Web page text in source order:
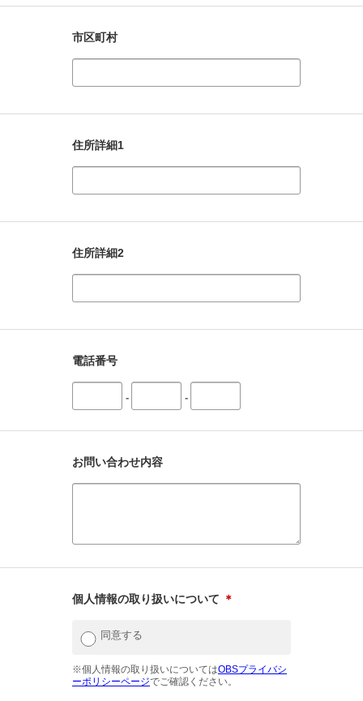
市区町村
住所詳細1
住所詳細2
電話番号
- -
お問い合わせ内容
個人情報の取り扱いについて ＊
同意する
※個人情報の取り扱いについてはOBSプライバシ
ーポリシーページでご確認ください。